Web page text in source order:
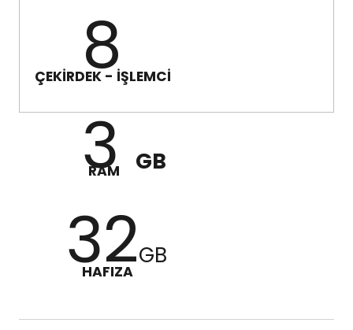
8
3 GB
32GB
ÇEKİRDEK - İŞLEMCİ
RAM
HAFIZA